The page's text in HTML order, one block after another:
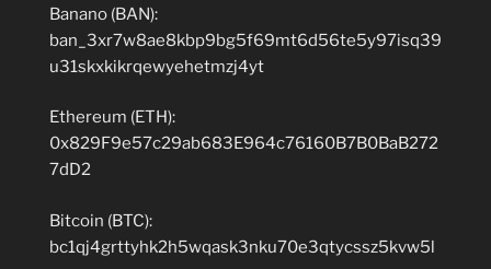
Banano (BAN):
ban_3xr7w8ae8kbp9bg5f69mt6d56te5y97isq39
u31skxkikrqewyehetmzj4yt
Ethereum (ETH):
0x829F9e57c29ab683E964c76160B7B0BaB272
7dD2
Bitcoin (BTC):
bc1qj4grttyhk2h5wqask3nku70e3qtycssz5kvw5l